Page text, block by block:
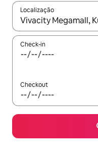
Localização
Quando os resultados
Check-in
Checkout